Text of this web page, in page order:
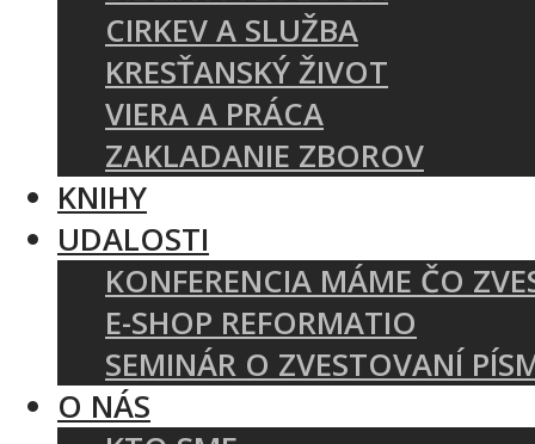
CIRKEV A SLUŽBA
KRESŤANSKÝ ŽIVOT
VIERA A PRÁCA
ZAKLADANIE ZBOROV
KNIHY
UDALOSTI
KONFERENCIA MÁME ČO
E-SHOP REFORMATIO
SEMINÁR O ZVESTOVANÍ
O NÁS